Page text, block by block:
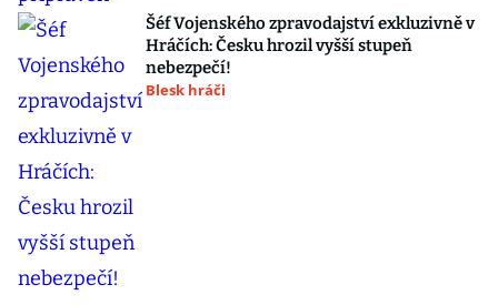
Šéf Vojenského zpravodajství exkluzivně v
Hráčích: Česku hrozil vyšší stupeň
nebezpečí!
Blesk hráči